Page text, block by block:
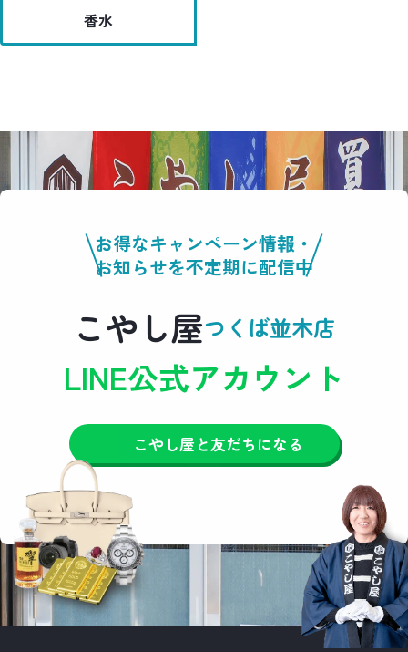
香水
お得なキャンペーン情報・
お知らせを不定期に配信中
こやし屋つくば並木店
LINE公式アカウント
こやし屋と友だちになる